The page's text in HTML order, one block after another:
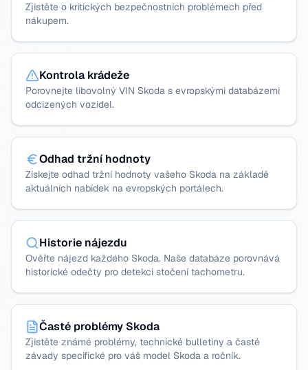
Zjistěte o kritických bezpečnostních problémech před
nákupem.
Kontrola krádeže
Porovnejte libovolný VIN Skoda s evropskými databázemi
odcizených vozidel.
Odhad tržní hodnoty
Získejte odhad tržní hodnoty vašeho Skoda na základě
aktuálních nabídek na evropských portálech.
Historie nájezdu
Ověřte nájezd každého Skoda. Naše databáze porovnává
historické odečty pro detekci stočení tachometru.
Časté problémy Skoda
Zjistěte známé problémy, technické bulletiny a časté
závady specifické pro váš model Skoda a ročník.